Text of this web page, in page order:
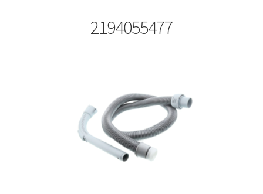
2194055477